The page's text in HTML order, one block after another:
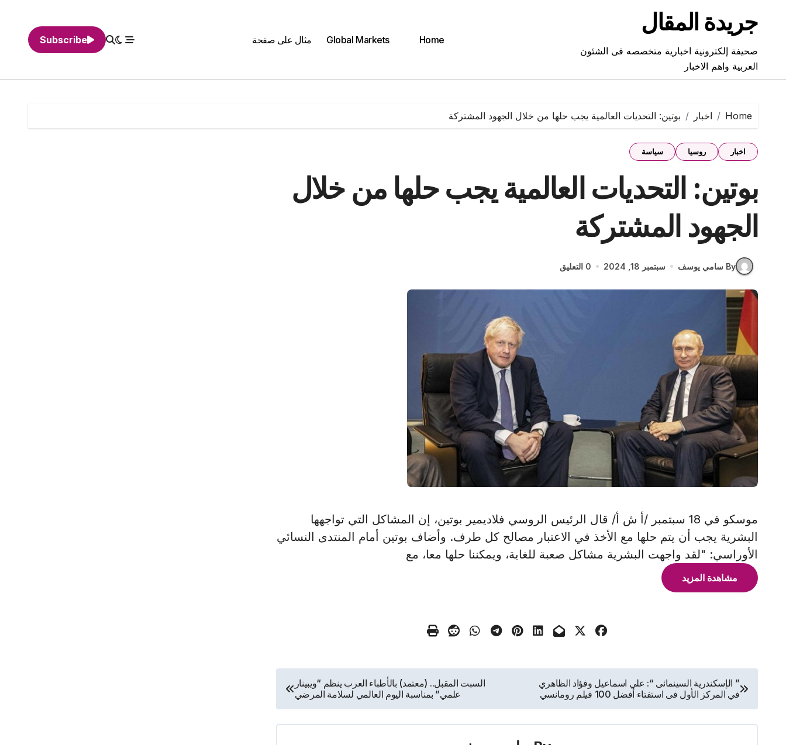
contentجريدة المقال
صحيفة إلكترونية اخبارية متخصصه فى الشئون
العربية واهم الاخبار
Home
Global Markets مثال على صفحة Subscribe
Home اخبار بوتين: التحديات العالمية يجب حلها من خلال الجهود المشتركة
اخبار روسيا سياسة
بوتين: التحديات العالمية يجب حلها من خلال
الجهود المشتركة
By سامي يوسف سبتمبر 18, 2024 0 التعليق
موسكو في 18 سبتمبر /أ ش أ/ قال الرئيس الروسي فلاديمير بوتين، إن المشاكل التي تواجهها
البشرية يجب أن يتم حلها مع الأخذ في الاعتبار مصالح كل طرف. وأضاف بوتين أمام المنتدى النسائي
الأوراسي: "لقد واجهت البشرية مشاكل صعبة للغاية، ويمكننا حلها معا، مع
مشاهدة المزيد
تصفّح
المقالات
” الإسكندرية السينمائى “: علي اسماعيل وفؤاد الظاهري
في المركز الأول فى استفتاء أفضل 100 فيلم رومانسي
السبت المقبل.. (معتمد) بالأطباء العرب ينظم “ويبينار
علمي” بمناسبة اليوم العالمي لسلامة المرضي